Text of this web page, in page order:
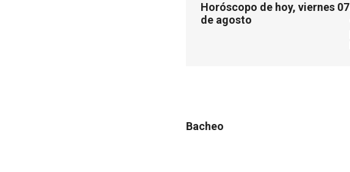
Horóscopo de hoy, viernes 07
de agosto
Bacheo